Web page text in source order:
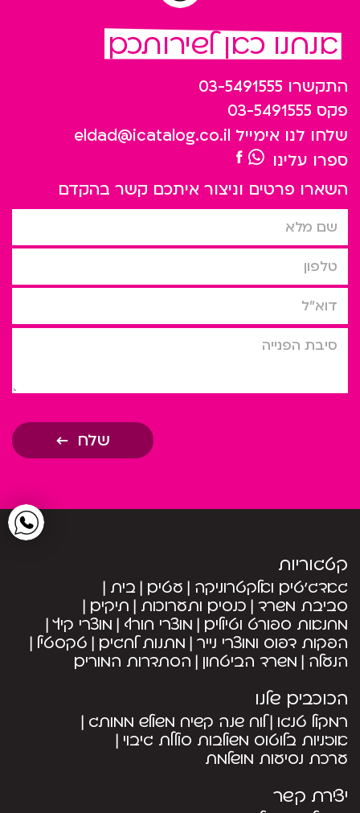
אנחנו כאן לשירותכם
התקשרו 03-5491555
פקס 03-5491555
שלחו לנו אימייל eldad@icatalog.co.il
ספרו עלינו
השארו פרטים וניצור איתכם קשר בהקדם
שם מלא
טלפון
דוא”ל
סיבת הפניה
שלח
קטגוריות
גאדג’טים ואלקטרוניקה עטים בית
סביבת משרד כנסים ותערוכות תיקים
מחנאות ספורט וטיולים מוצרי חורף מוצרי קיץ
הפקות דפוס ומוצרי נייר מתנות לחגים טקסטיל
הנעלה משרד הביטחון הסתדרות המורים
הכוכבים שלנו
רמקול טנגו לוח שנה קשיח משולש ממותג
אוזניות בלוטוס משולבות סוללת גיבוי
ערכת נסיעות מושלמת
יצירת קשר